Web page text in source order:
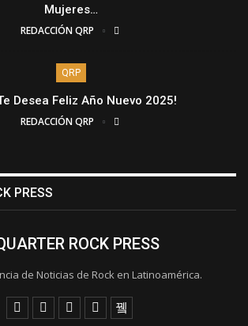
Mujeres…
REDACCIÓN QRP
QRP
Desea Feliz Año Nuevo 2025!
REDACCIÓN QRP
PRESS
de Noticias de Rock en Latinoamérica.